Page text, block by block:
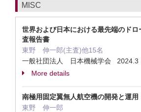
MISC
世界および日本における最先端のドロ
査報告書
東野 伸一郎(主査)他15名
一般社団法人 日本機械学会 2024.3
More details
南極用固定翼無人航空機の開発と運用
東野 伸一郎